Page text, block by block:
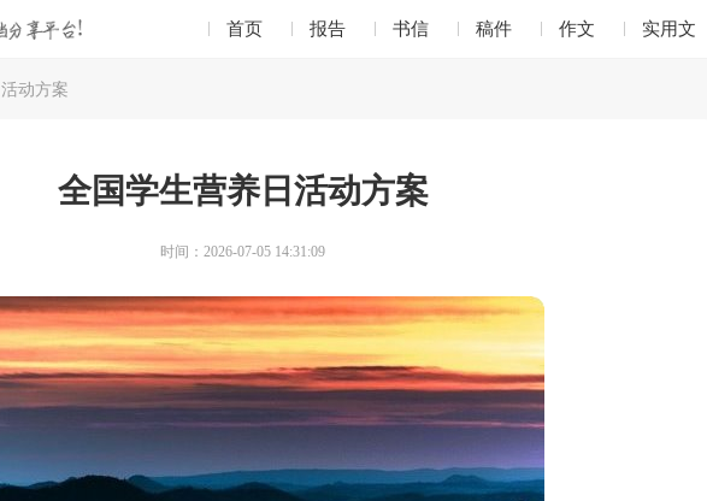
首页 报告 书信 稿件 作文 实用文
活动方案
全国学生营养日活动方案
时间：2026-07-05 14:31:09